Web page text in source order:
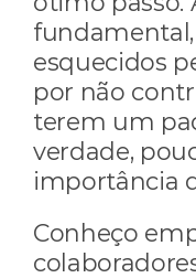
esquecidos
por não
terem um
verdade,
importância
Conheço